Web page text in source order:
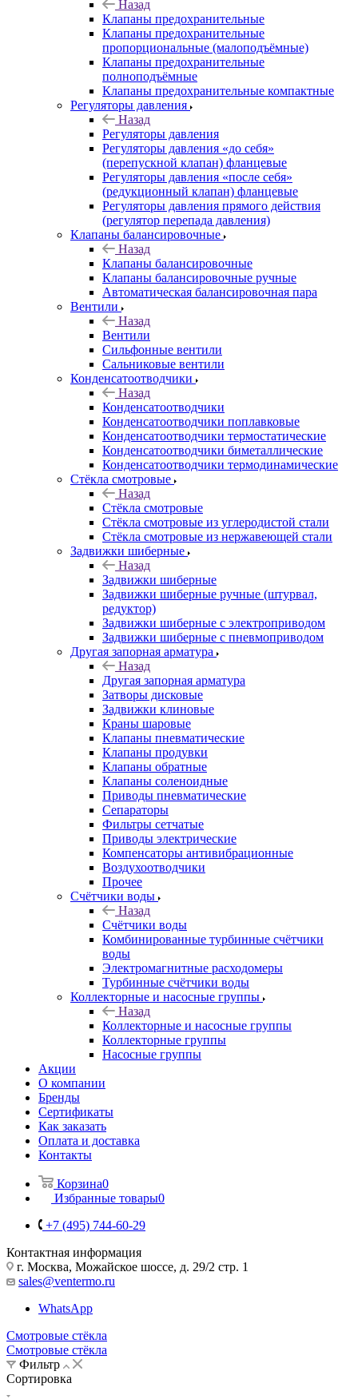
Назад
Клапаны предохранительные
Клапаны предохранительные
пропорциональные (малоподъёмные)
Клапаны предохранительные
полноподъёмные
Клапаны предохранительные компактные
Регуляторы давления
Назад
Регуляторы давления
Регуляторы давления «до себя»
(перепускной клапан) фланцевые
Регуляторы давления «после себя»
(редукционный клапан) фланцевые
Регуляторы давления прямого действия
(регулятор перепада давления)
Клапаны балансировочные
Назад
Клапаны балансировочные
Клапаны балансировочные ручные
Автоматическая балансировочная пара
Вентили
Назад
Вентили
Сильфонные вентили
Сальниковые вентили
Конденсатоотводчики
Назад
Конденсатоотводчики
Конденсатоотводчики поплавковые
Конденсатоотводчики термостатические
Конденсатоотводчики биметаллические
Конденсатоотводчики термодинамические
Стёкла смотровые
Назад
Стёкла смотровые
Стёкла смотровые из углеродистой стали
Стёкла смотровые из нержавеющей стали
Задвижки шиберные
Назад
Задвижки шиберные
Задвижки шиберные ручные (штурвал,
редуктор)
Задвижки шиберные с электроприводом
Задвижки шиберные с пневмоприводом
Другая запорная арматура
Назад
Другая запорная арматура
Затворы дисковые
Задвижки клиновые
Краны шаровые
Клапаны пневматические
Клапаны продувки
Клапаны обратные
Клапаны соленоидные
Приводы пневматические
Сепараторы
Фильтры сетчатые
Приводы электрические
Компенсаторы антивибрационные
Воздухоотводчики
Прочее
Счётчики воды
Назад
Счётчики воды
Комбинированные турбинные счётчики
воды
Электромагнитные расходомеры
Турбинные счётчики воды
Коллекторные и насосные группы
Назад
Коллекторные и насосные группы
Коллекторные группы
Насосные группы
Акции
О компании
Бренды
Сертификаты
Как заказать
Оплата и доставка
Контакты
Корзина0
Избранные товары0
+7 (495) 744-60-29
Контактная информация
г. Москва, Можайское шоссе, д. 29/2 стр. 1
sales@ventermo.ru
WhatsApp
Смотровые стёкла
Смотровые стёкла
Фильтр
Сортировка